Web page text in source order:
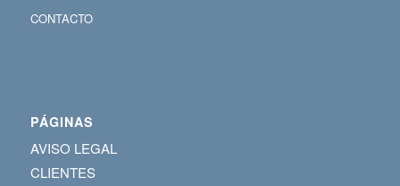
CONTACTO
PÁGINAS
AVISO LEGAL
CLIENTES